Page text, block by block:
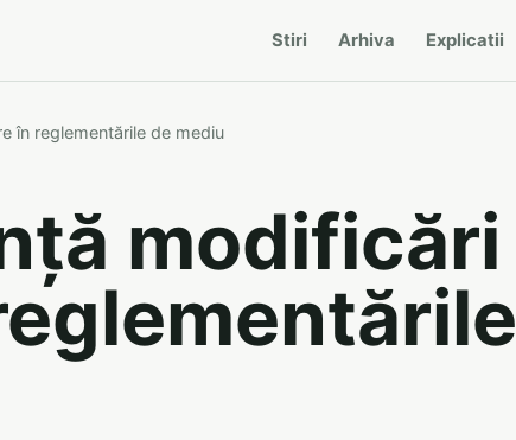
Stiri Arhiva Explicatii
în reglementările de mediu
modificări